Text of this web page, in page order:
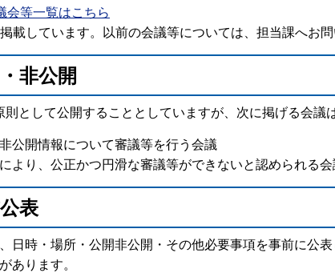
等一覧はこちら
載しています。以前の会議等については、担当課へお問
非公開
として公開することとしていますが、次に掲げる会議
公開情報について審議等を行う会議
より、公正かつ円滑な審議等ができないと認められる会
表
日時・場所・公開非公開・その他必要事項を事前に公
あります。